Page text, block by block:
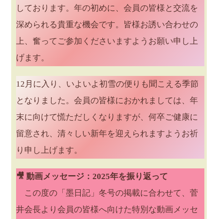
しております。年の初めに、会員の皆様と交流を
深められる貴重な機会です。皆様お誘い合わせの
上、奮ってご参加くださいますようお願い申し上
げます。
12月に入り、いよいよ初雪の便りも聞こえる季節
となりました。会員の皆様におかれましては、年
末に向けて慌ただしくなりますが、何卒ご健康に
留意され、清々しい新年を迎えられますようお祈
り申し上げます。
🎥 動画メッセージ：2025年を振り返って
この度の「墨日記」冬号の掲載に合わせて、菅
井会長より会員の皆様へ向けた特別な動画メッセ